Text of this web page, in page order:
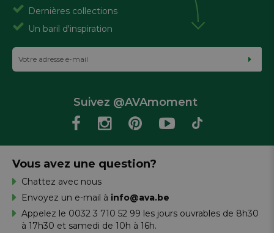
Dernières collections
Un baril d'inspiration
Suivez @AVAmoment
Vous avez une question?
Chattez avec nous
Envoyez un e-mail à info@ava.be
Appelez le 0032 3 710 52 99 les jours ouvrables de 8h30
à 17h30 et samedi de 10h à 16h.